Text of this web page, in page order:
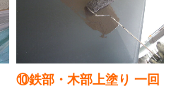
⑩鉄部・木部上塗り 一回